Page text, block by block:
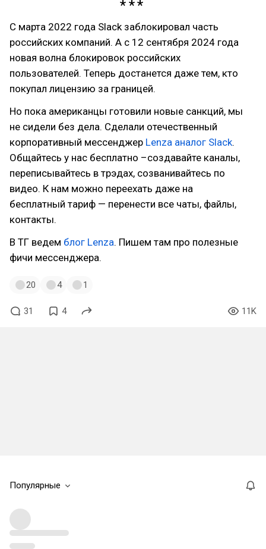
С марта 2022 года Slack заблокировал часть
российских компаний. А с 12 сентября 2024 года
новая волна блокировок российских
пользователей. Теперь достанется даже тем, кто
покупал лицензию за границей.
Но пока американцы готовили новые санкций, мы
не сидели без дела. Сделали отечественный
корпоративный мессенджер Lenza аналог Slack.
Общайтесь у нас бесплатно –создавайте каналы,
переписывайтесь в трэдах, созванивайтесь по
видео. К нам можно переехать даже на
бесплатный тариф — перенести все чаты, файлы,
контакты.
В ТГ ведем блог Lenza. Пишем там про полезные
фичи мессенджера.
20 4 1
31 4 11K
Популярные